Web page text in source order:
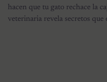
hacen que tu gato rechace la
veterinaria revela secretos